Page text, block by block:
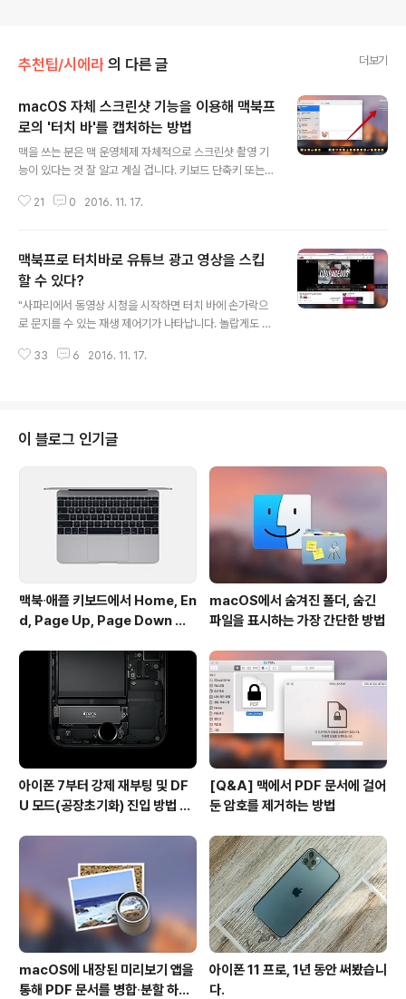
추천팁/시에라 의 다른 글 더보기
macOS 자체 스크린샷 기능을 이용해 맥북프
로의 '터치 바'를 캡처하는 방법
맥을 쓰는 분은 맥 운영체제 자체적으로 스크린샷 촬영 기
능이 있다는 것 잘 알고 계실 겁니다. 키보드 단축키 또는
파일로 저장할 수 있죠. 혹은 이미지 파일로 저장할 필요 없
블로거에게 있어 없어서는 안 될 그야 말로 필수 기능입니
다. 맥북 프로에 터치 바가 장착되면서 운영체제 차원에서
도 여러 가지 변화가 생겼는데요. 이제 스크린샷 촬영 기능
을 이용해 일반 화면뿐 아니라 터치 바도 캡처할 수 있게 됩
12.2' 베타 버전에 관련 기능이 추가됐기 때문입니다. 터치
21 0 2016. 11. 17.
맥북프로 터치바로 유튜브 광고 영상을 스킵
할 수 있다?
"사파리에서 동영상 시청을 시작하면 터치 바에 손가락으
로 문지를 수 있는 재생 제어기가 나타납니다. 놀랍게도 이
롤(Pre-roll)' 광고를 훑어볼 수 있습니다. 심지어 스킵이
제어할 수 있는 것도 편리한데 광고까지 스킵할 수 있다니!
조만간 구글이 손을 쓰겠지만, 저자 말대로 신형 맥북프로
를 지른 사람에게는 당분간 상당히 쓸모 있는 기능이 될 듯
합니다. 구글이 이 글을 싫어합니다. 참조 • Reddit - Th
e touchbar lets you skip ads in Y..
33 6 2016. 11. 17.
이 블로그 인기글
맥북∙애플 키보드에서 Home, En
d, Page Up, Page Down 키
macOS에서 숨겨진 폴더, 숨긴
파일을 표시하는 가장 간단한 방법
아이폰 7부터 강제 재부팅 및 DF
U 모드(공장초기화) 진입 방법 변
[Q&A] 맥에서 PDF 문서에 걸어
둔 암호를 제거하는 방법
macOS에 내장된 미리보기 앱을
통해 PDF 문서를 병합∙분할 하는
아이폰 11 프로, 1년 동안 써봤습니
다.